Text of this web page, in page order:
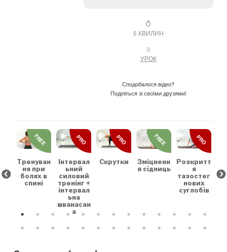
5 ХВИЛИН
УРОК
Сподобалося відео?
Поділіться зі своїми друзями!
Тренуван
ня при
болях в
спині
FREE
Інтервал
ьний
силовий
тренінг +
інтервал
ьна
шванасан
а
PRO
Скрутки
PRO
Зміцненн
я сідниць
FREE
Розкритт
я
тазостег
нових
суглобів
PRO